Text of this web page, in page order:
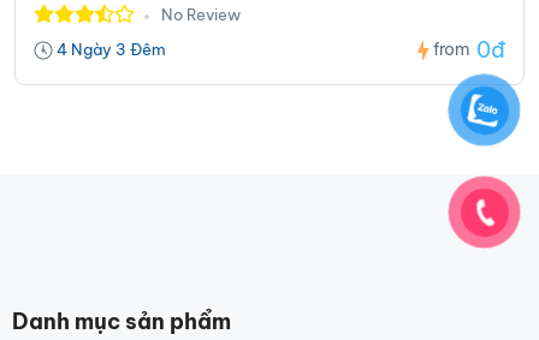
No Review
4 Ngày 3 Đêm
from 0đ
Danh mục sản phẩm